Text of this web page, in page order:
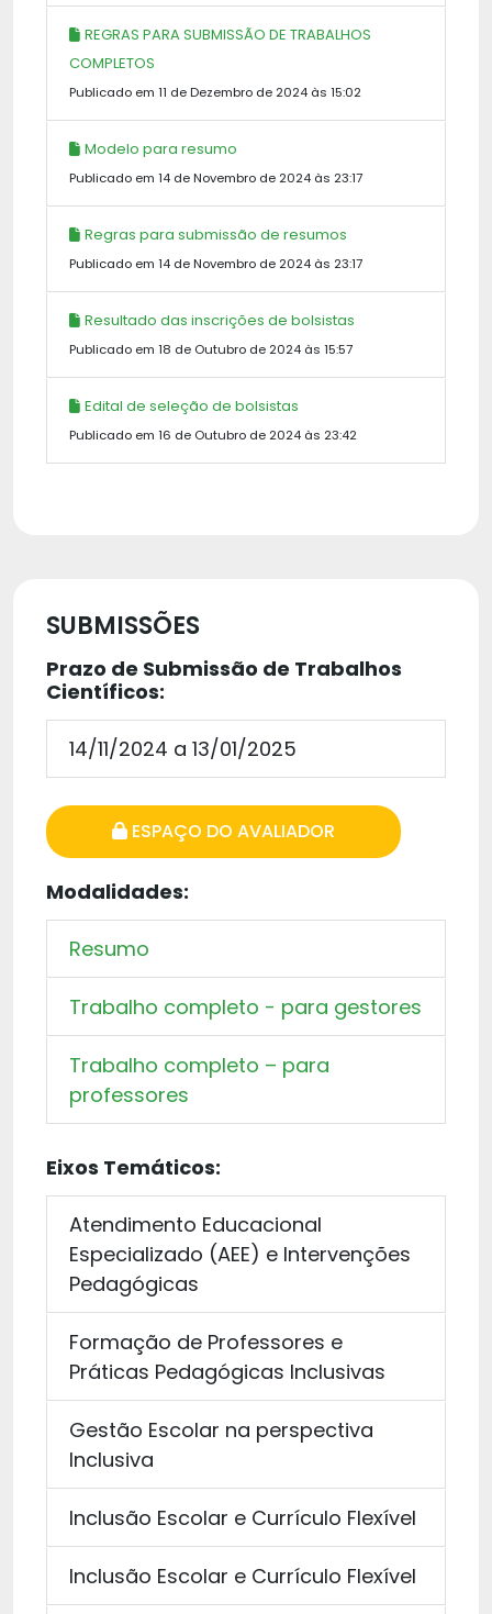
REGRAS PARA SUBMISSÃO DE TRABALHOS
COMPLETOS
Publicado em 11 de Dezembro de 2024 às 15:02
Modelo para resumo
Publicado em 14 de Novembro de 2024 às 23:17
Regras para submissão de resumos
Publicado em 14 de Novembro de 2024 às 23:17
Resultado das inscrições de bolsistas
Publicado em 18 de Outubro de 2024 às 15:57
Edital de seleção de bolsistas
Publicado em 16 de Outubro de 2024 às 23:42
SUBMISSÕES
Prazo de Submissão de Trabalhos
Científicos:
14/11/2024 a 13/01/2025
ESPAÇO DO AVALIADOR
Modalidades:
Resumo
Trabalho completo - para gestores
Trabalho completo – para
professores
Eixos Temáticos:
Atendimento Educacional
Especializado (AEE) e Intervenções
Pedagógicas
Formação de Professores e
Práticas Pedagógicas Inclusivas
Gestão Escolar na perspectiva
Inclusiva
Inclusão Escolar e Currículo Flexível
Inclusão Escolar e Currículo Flexível